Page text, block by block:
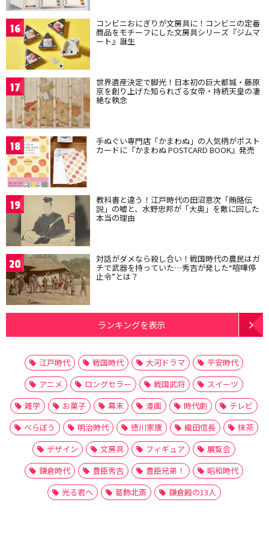
16 コンビニおにぎりが文房具に！コンビニの定番
商品をモチーフにした文房具シリーズ『ジムマ
ート』誕生
17 世界遺産決定で脚光！日本初の巨大都城・藤原
京を創り上げた知られざる女帝・持統天皇の凄
絶な執念
18 手ぬぐい専門店「かまわぬ」の人気柄がポスト
カードに『かまわぬ POSTCARD BOOK』発売
19 教科書と違う！江戸時代の田沼意次「賄賂伝
説」の嘘と、水野忠邦が「大奥」を敵に回した
本当の理由
20 対話がダメなら殺し合い！戦国時代の農民はガ
チで武器を持っていた…秀吉が発した“喧嘩停
止令”とは？
ランキングを表示
江戸時代 戦国時代 大河ドラマ
平安時代
アニメ
ロングセラー 戦国武将
スイーツ
雑学
お菓子 幕末 漫画 時代劇
テレビ
べらぼう
明治時代 徳川家康 織田信長
抹茶
デザイン
文房具 フィギュア
展覧会
鎌倉時代
豊臣秀吉 豊臣兄弟！
昭和時代
光る君へ
葛飾北斎 鎌倉殿の13人